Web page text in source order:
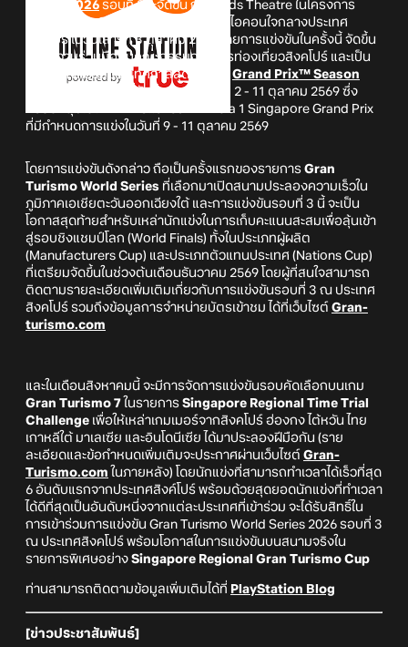
Series 2026 รอบที่ 3จะจัดขึ้น ณ Sands Theatre ในโครงการ
Marina Bay Sands
แลนด์มาร์คระดับไอคอนใจกลางประเทศ
สิงคโปร์ ในวันเสาร์ที่ 3 ตุลาคม 2569 โดยการแข่งขันในครั้งนี้ จัดขึ้น
ผ่านความร่วมมือกับคณะกรรมการการท่องเที่ยวสิงคโปร์ และเป็น
หนึ่งในกิจกรรมของเทศกาลสุดยิ่งใหญ่ Grand Prix™ Season
ที่จัดขึ้นระหว่างวันที่ 2 - 11 ตุลาคม 2569 ซึ่ง
ครอบคลุมไปถึงศึกการแข่งขัน Formula 1 Singapore Grand Prix
ที่มีกำหนดการแข่งในวันที่ 9 - 11 ตุลาคม 2569
โดยการแข่งขันดังกล่าว ถือเป็นครั้งแรกของรายการ Gran
Turismo World Series ที่เลือกมาเปิดสนามประลองความเร็วใน
ภูมิภาคเอเชียตะวันออกเฉียงใต้ และการแข่งขันรอบที่ 3 นี้ จะเป็น
โอกาสสุดท้ายสำหรับเหล่านักแข่งในการเก็บคะแนนสะสมเพื่อลุ้นเข้า
สู่รอบชิงแชมป์โลก (World Finals) ทั้งในประเภทผู้ผลิต
(Manufacturers Cup) และประเภทตัวแทนประเทศ (Nations Cup)
ที่เตรียมจัดขึ้นในช่วงต้นเดือนธันวาคม 2569 โดยผู้ที่สนใจสามารถ
ติดตามรายละเอียดเพิ่มเติมเกี่ยวกับการแข่งขันรอบที่ 3 ณ ประเทศ
สิงคโปร์ รวมถึงข้อมูลการจำหน่ายบัตรเข้าชม ได้ที่เว็บไซต์ Gran-
turismo.com
และในเดือนสิงหาคมนี้ จะมีการจัดการแข่งขันรอบคัดเลือกบนเกม
Gran Turismo 7 ในรายการ Singapore Regional Time Trial
Challenge เพื่อให้เหล่าเกมเมอร์จากสิงคโปร์ ฮ่องกง ไต้หวัน ไทย
เกาหลีใต้ มาเลเซีย และอินโดนีเซีย ได้มาประลองฝีมือกัน (ราย
ละเอียดและข้อกำหนดเพิ่มเติมจะประกาศผ่านเว็บไซต์ Gran-
Turismo.com ในภายหลัง) โดยนักแข่งที่สามารถทำเวลาได้เร็วที่สุด
6 อันดับแรกจากประเทศสิงค์โปร์ พร้อมด้วยสุดยอดนักแข่งที่ทำเวลา
ได้ดีที่สุดเป็นอันดับหนึ่งจากแต่ละประเทศที่เข้าร่วม จะได้รับสิทธิ์ใน
การเข้าร่วมการแข่งขัน Gran Turismo World Series 2026 รอบที่ 3
ณ ประเทศสิงคโปร์ พร้อมโอกาสในการแข่งขันบนสนามจริงใน
รายการพิเศษอย่าง Singapore Regional Gran Turismo Cup
ท่านสามารถติดตามข้อมูลเพิ่มเติมได้ที่ PlayStation Blog
[ข่าวประชาสัมพันธ์]